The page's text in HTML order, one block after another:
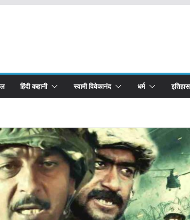
हिंदी कहानी स्वामी विवेकानंद धर्म इतिहास